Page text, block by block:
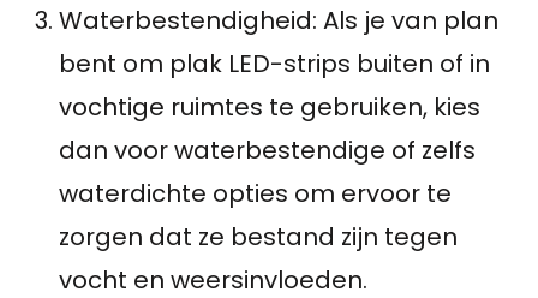
Waterbestendigheid: Als je van plan
bent om plak LED-strips buiten of in
vochtige ruimtes te gebruiken, kies
dan voor waterbestendige of zelfs
waterdichte opties om ervoor te
zorgen dat ze bestand zijn tegen
vocht en weersinvloeden.